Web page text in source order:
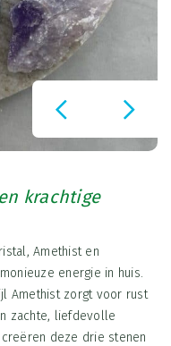
krachtige
Amethist en
energie in huis.
Amethist zorgt voor rust
zachte, liefdevolle
deze drie stenen